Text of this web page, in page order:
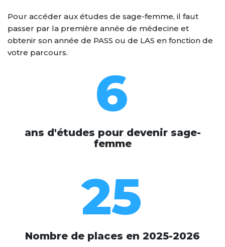
Pour accéder aux études de sage-femme, il faut
passer par la première année de médecine et
obtenir son année de PASS ou de LAS en fonction de
votre parcours.
6
ans d'études pour devenir sage-
femme
25
Nombre de places en 2025-2026